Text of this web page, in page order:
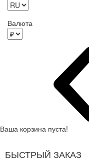
Валюта
Ваша корзина пуста!
БЫСТРЫЙ ЗАКАЗ